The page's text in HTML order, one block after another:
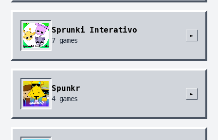
Sprunki Interativo
7 games
►
Spunkr
4 games
►